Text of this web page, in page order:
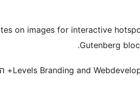
on images for interactive
Gutenberg
Levels Branding and